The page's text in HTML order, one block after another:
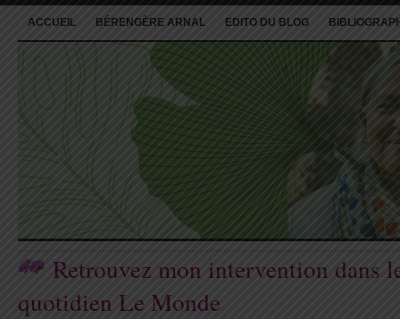
ACCUEIL BÉRENGÈRE ARNAL EDITO DU BLOG
Retrouvez mon intervention dans
quotidien Le Monde